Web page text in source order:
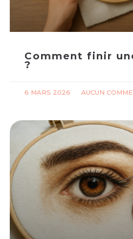
Comment finir
?
6 MARS 2026 AUCUN